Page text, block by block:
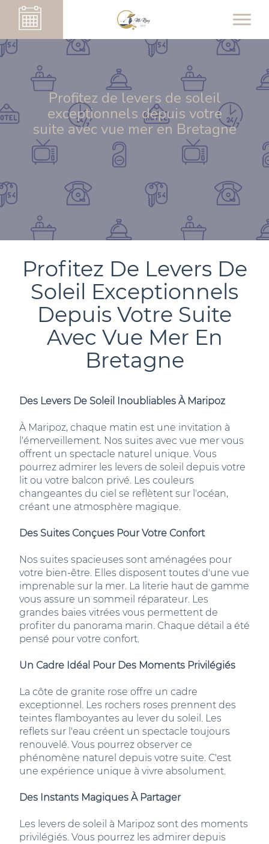
Profitez de levers de soleil
exceptionnels depuis votre
suite avec vue mer en Bretagne
Profitez De Levers De
Soleil Exceptionnels
Depuis Votre Suite
Avec Vue Mer En
Bretagne
Des Levers De Soleil Inoubliables À Maripoz
À Maripoz, chaque matin est une invitation à
l'émerveillement. Nos suites avec vue mer vous
offrent un spectacle naturel unique. Vous
pourrez admirer les levers de soleil depuis votre
lit ou votre balcon privé. Les couleurs
changeantes du ciel se reflètent sur l'océan,
créant une atmosphère magique.
Des Suites Conçues Pour Votre Confort
Nos suites spacieuses sont aménagées pour
votre bien-être. Elles disposent toutes d'une vue
imprenable sur la mer. La literie haut de gamme
vous assure un sommeil réparateur. Les
grandes baies vitrées vous permettent de
profiter du panorama marin. Chaque détail a été
pensé pour votre confort.
Un Cadre Idéal Pour Des Moments Privilégiés
La côte de granite rose offre un cadre
exceptionnel. Les rochers roses prennent des
teintes flamboyantes au lever du soleil. Les
reflets sur l'eau créent un spectacle toujours
renouvelé. Vous pourrez observer ce
phénomène naturel depuis votre suite. C'est
une expérience unique à vivre absolument.
Des Instants Magiques À Partager
Les levers de soleil à Maripoz sont des moments
privilégiés. Vous pourrez les admirer depuis